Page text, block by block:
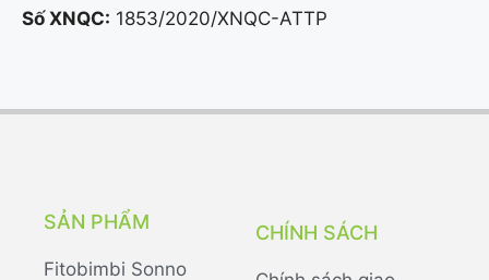
Số XNQC: 1853/2020/XNQC-ATTP
SẢN PHẨM
Fitobimbi Sonno
CHÍNH SÁCH